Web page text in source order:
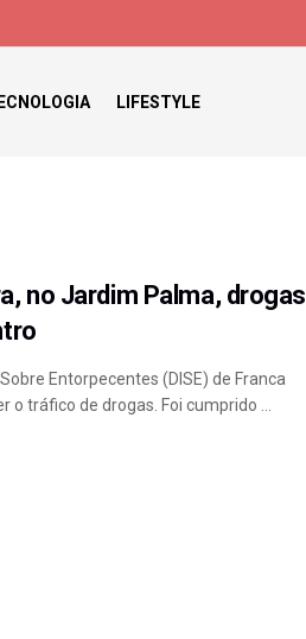
LIFESTYLE
no Jardim Palma, drogas
Entorpecentes (DISE) de Franca
tráfico de drogas. Foi cumprido ...